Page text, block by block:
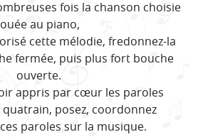
fois la chanson choisie
au piano,
cette mélodie, fredonnez-la
fermée, puis plus fort bouche
ouverte.
appris par cœur les paroles
posez, coordonnez
paroles sur la musique.